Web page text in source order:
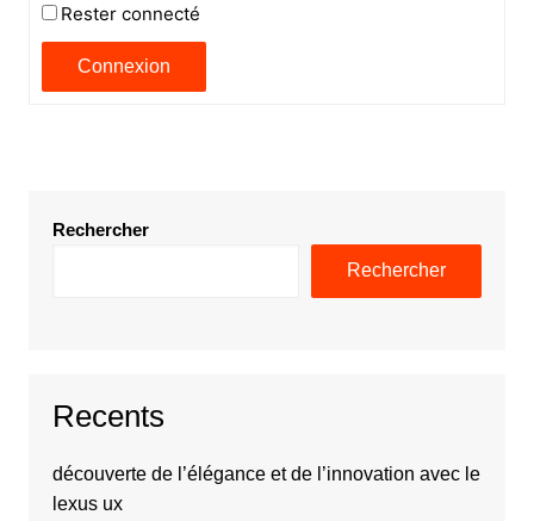
Rester connecté
Connexion
Rechercher
Rechercher
Recents
découverte de l’élégance et de l’innovation avec le
lexus ux